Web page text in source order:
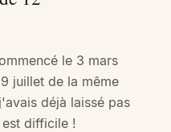
le 3 mars
juillet de la même
déjà laissé pas
difficile !